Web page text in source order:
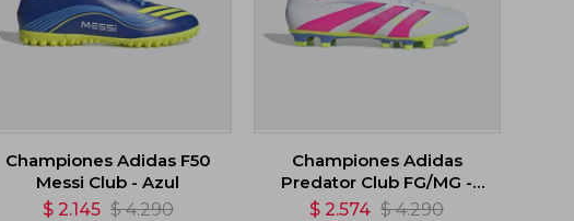
Championes Adidas F50
Messi Club - Azul
$ 2.145 $ 4.290
Championes Adidas
Predator Club FG/MG -
Blanco
$ 2.574 $ 4.290